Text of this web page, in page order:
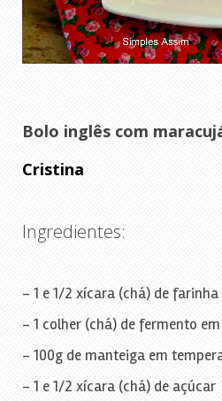
Bolo inglês com
Cristina
Ingredientes:
– 1 e 1/2 xícara (chá) de
– 1 colher (chá) de fermento
– 100g de manteiga em
– 1 e 1/2 xícara (chá) de açúcar